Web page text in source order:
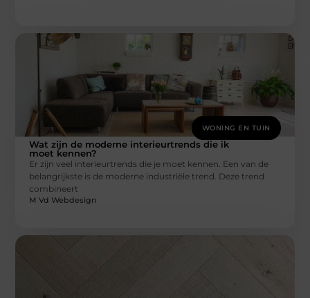
WONING EN TUIN
Wat zijn de moderne interieurtrends die ik
moet kennen?
Er zijn veel interieurtrends die je moet kennen. Een van de
belangrijkste is de moderne industriële trend. Deze trend
combineert
M Vd Webdesign